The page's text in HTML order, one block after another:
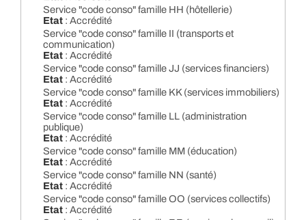
Service "code conso" famille HH (hôtellerie)
Etat : Accrédité
Service "code conso" famille II (transports et
communication)
Etat : Accrédité
Service "code conso" famille JJ (services financiers)
Etat : Accrédité
Service "code conso" famille KK (services immobiliers)
Etat : Accrédité
Service "code conso" famille LL (administration
publique)
Etat : Accrédité
Service "code conso" famille MM (éducation)
Etat : Accrédité
Service "code conso" famille NN (santé)
Etat : Accrédité
Service "code conso" famille OO (services collectifs)
Etat : Accrédité